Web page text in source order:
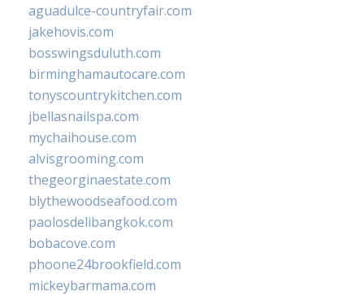
aguadulce-countryfair.com
jakehovis.com
bosswingsduluth.com
birminghamautocare.com
tonyscountrykitchen.com
jbellasnailspa.com
mychaihouse.com
alvisgrooming.com
thegeorginaestate.com
blythewoodseafood.com
paolosdelibangkok.com
bobacove.com
phoone24brookfield.com
mickeybarmama.com